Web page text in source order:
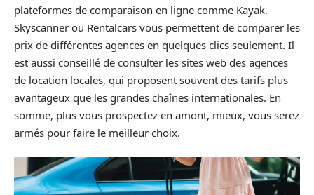
plateformes de comparaison en ligne comme Kayak,
Skyscanner ou Rentalcars vous permettent de comparer les
prix de différentes agences en quelques clics seulement. Il
est aussi conseillé de consulter les sites web des agences
de location locales, qui proposent souvent des tarifs plus
avantageux que les grandes chaînes internationales. En
somme, plus vous prospectez en amont, mieux, vous serez
armés pour faire le meilleur choix.